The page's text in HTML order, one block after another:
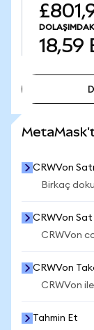
18,59
CRWVon
Birkaç
CRWVon Sat
CRWVon
CRWVon
CRWVon
Tahmin Et